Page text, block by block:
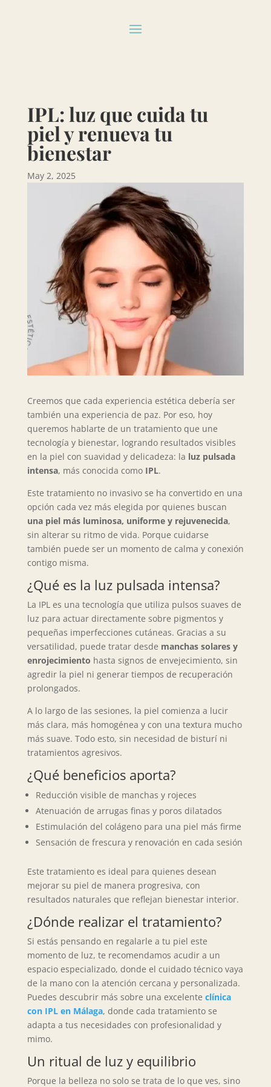
IPL: luz que cuida tu
piel y renueva tu
bienestar
May 2, 2025
Creemos que cada experiencia estética debería ser
también una experiencia de paz. Por eso, hoy
queremos hablarte de un tratamiento que une
tecnología y bienestar, logrando resultados visibles
en la piel con suavidad y delicadeza: la luz pulsada
intensa, más conocida como IPL.
Este tratamiento no invasivo se ha convertido en una
opción cada vez más elegida por quienes buscan
una piel más luminosa, uniforme y rejuvenecida,
sin alterar su ritmo de vida. Porque cuidarse
también puede ser un momento de calma y conexión
contigo misma.
¿Qué es la luz pulsada intensa?
La IPL es una tecnología que utiliza pulsos suaves de
luz para actuar directamente sobre pigmentos y
pequeñas imperfecciones cutáneas. Gracias a su
versatilidad, puede tratar desde manchas solares y
enrojecimiento hasta signos de envejecimiento, sin
agredir la piel ni generar tiempos de recuperación
prolongados.
A lo largo de las sesiones, la piel comienza a lucir
más clara, más homogénea y con una textura mucho
más suave. Todo esto, sin necesidad de bisturí ni
tratamientos agresivos.
¿Qué beneficios aporta?
Reducción visible de manchas y rojeces
Atenuación de arrugas finas y poros dilatados
Estimulación del colágeno para una piel más firme
Sensación de frescura y renovación en cada sesión
Este tratamiento es ideal para quienes desean
mejorar su piel de manera progresiva, con
resultados naturales que reflejan bienestar interior.
¿Dónde realizar el tratamiento?
Si estás pensando en regalarle a tu piel este
momento de luz, te recomendamos acudir a un
espacio especializado, donde el cuidado técnico vaya
de la mano con la atención cercana y personalizada.
Puedes descubrir más sobre una excelente clínica
con IPL en Málaga, donde cada tratamiento se
adapta a tus necesidades con profesionalidad y
mimo.
Un ritual de luz y equilibrio
Porque la belleza no solo se trata de lo que ves, sino